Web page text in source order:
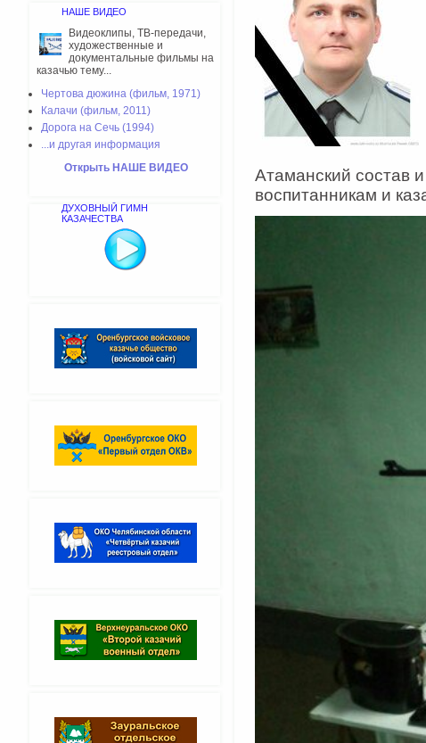
НАШЕ ВИДЕО
Видеоклипы, ТВ-передачи,
художественные и
документальные фильмы на
казачью тему...
Чертова дюжина (фильм, 1971)
Калачи (фильм, 2011)
Дорога на Сечь (1994)
...и другая информация
Открыть НАШЕ ВИДЕО
ДУХОВНЫЙ ГИМН
КАЗАЧЕСТВА
Атаманский состав
воспитанникам и